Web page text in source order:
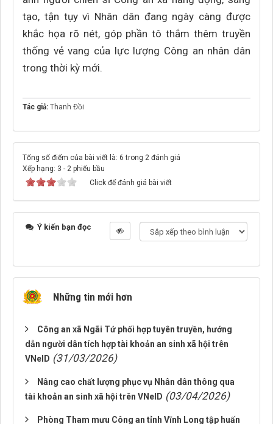
tạo, tận tụy vì Nhân dân đang ngày càng được
khắc họa rõ nét, góp phần tô thắm thêm truyền
thống vẻ vang của lực lượng Công an nhân dân
trong thời kỳ mới.
Tác giả: Thanh Đồi
Tổng số điểm của bài viết là: 6 trong 2 đánh giá
Xếp hạng: 3 - 2 phiếu bầu
Click để đánh giá bài viết
Ý kiến bạn đọc
Những tin mới hơn
Công an xã Ngãi Tứ phối hợp tuyên truyền, hướng
dẫn người dân tích hợp tài khoản an sinh xã hội trên
VNeID (31/03/2026)
Nâng cao chất lượng phục vụ Nhân dân thông qua
tài khoản an sinh xã hội trên VNeID (03/04/2026)
Phòng Tham mưu Công an tỉnh Vĩnh Long tập huấn